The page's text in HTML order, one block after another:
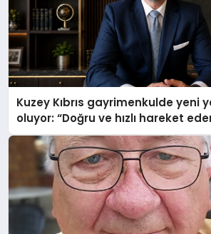
Kuzey Kıbrıs gayrimenkulde yeni
oluyor: “Doğru ve hızlı hareket